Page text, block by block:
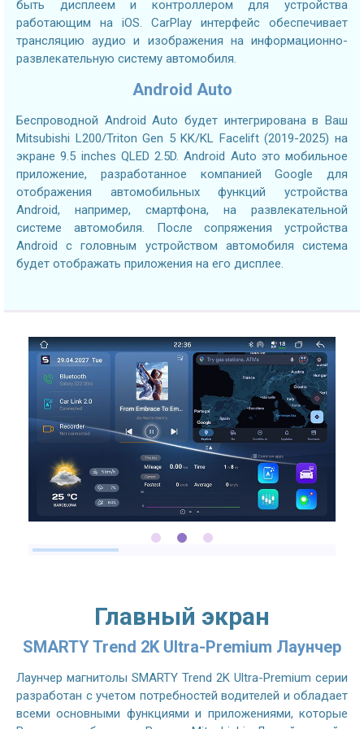
быть дисплеем и контроллером для устройства
работающим на iOS. CarPlay интерфейс обеспечивает
трансляцию аудио и изображения на информационно-
развлекательную систему автомобиля.
Android Auto
Беспроводной Android Auto будет интегрирована в Ваш
Mitsubishi L200/Triton Gen 5 KK/KL Facelift (2019-2025) на
экране 9.5 inches QLED 2.5D. Android Auto это мобильное
приложение, разработанное компанией Google для
отображения автомобильных функций устройства
Android, например, смартфона, на развлекательной
системе автомобиля. После сопряжения устройства
Android с головным устройством автомобиля система
будет отображать приложения на его дисплее.
2.7GHZ CPU
Главный экран
SMARTY Trend 2K Ultra-Premium Лаунчер
Лаунчер магнитолы SMARTY Trend 2K Ultra-Premium серии
разработан с учетом потребностей водителей и обладает
всеми основными функциями и приложениями, которые